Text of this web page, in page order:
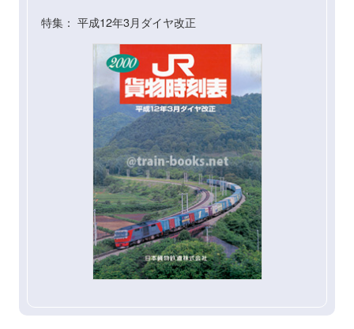
特集： 平成12年3月ダイヤ改正